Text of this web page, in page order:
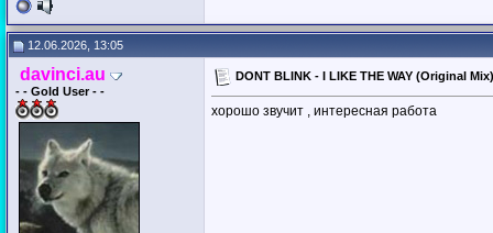
12.06.2026, 13:05
davinci.au
- - Gold User - -
DONT BLINK - I LIKE THE WAY (Original
хорошо звучит , интересная работа